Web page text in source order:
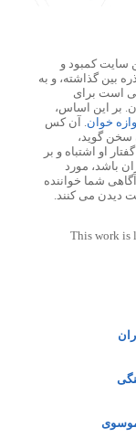
شد. این سایت کمبود و
بین گذاشته، و به
است برای
بر این اساس،
آوازه خوان . آن کس
سخن گوید،
او اشتباه و بر
باشد، مورد
شما خواننده
This work is